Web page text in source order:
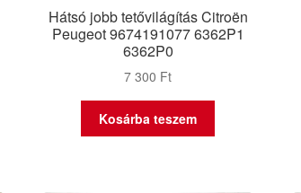
Hátsó jobb tetővilágítás Citroën
Peugeot 9674191077 6362P1
6362P0
7 300 Ft
Kosárba teszem